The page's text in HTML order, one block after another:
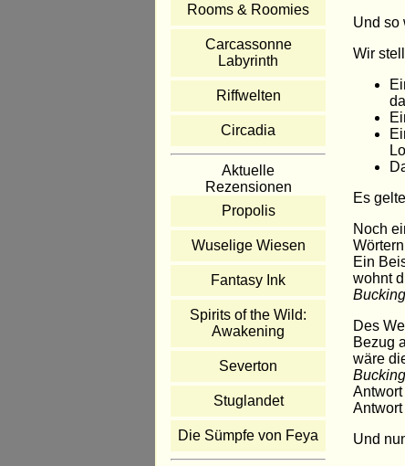
Rooms & Roomies
Carcassonne
Labyrinth
Riffwelten
Circadia
Aktuelle
Rezensionen
Propolis
Wuselige Wiesen
Fantasy Ink
Spirits of the Wild:
Awakening
Severton
Stuglandet
Die Sümpfe von Feya
Und so
Wir
Es
Noch
Ein
wohnt
Des
Bezug
wäre
Und